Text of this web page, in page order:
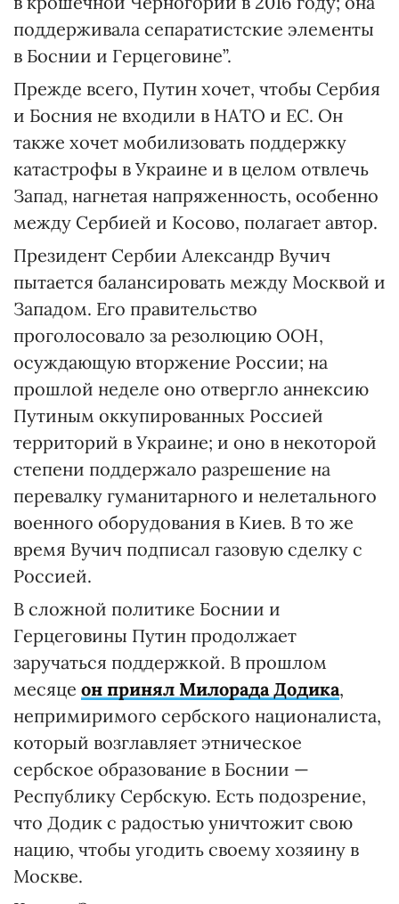
поддерживала сепаратистские элементы
в Боснии и Герцеговине”.
Прежде всего, Путин хочет, чтобы Сербия
и Босния не входили в НАТО и ЕС. Он
также хочет мобилизовать поддержку
катастрофы в Украине и в целом отвлечь
Запад, нагнетая напряженность, особенно
между Сербией и Косово, полагает автор.
Президент Сербии Александр Вучич
пытается балансировать между Москвой и
Западом. Его правительство
проголосовало за резолюцию ООН,
осуждающую вторжение России; на
прошлой неделе оно отвергло аннексию
Путиным оккупированных Россией
территорий в Украине; и оно в некоторой
степени поддержало разрешение на
перевалку гуманитарного и нелетального
военного оборудования в Киев. В то же
время Вучич подписал газовую сделку с
Россией.
В сложной политике Боснии и
Герцеговины Путин продолжает
заручаться поддержкой. В прошлом
месяце он принял Милорада Додика,
непримиримого сербского националиста,
который возглавляет этническое
сербское образование в Боснии —
Республику Сербскую. Есть подозрение,
что Додик с радостью уничтожит свою
нацию, чтобы угодить своему хозяину в
Москве.